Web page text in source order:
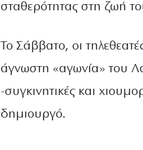
σταθερότητας στη ζωή
Το Σάββατο, οι
άγνωστη «αγωνία» του
-συγκινητικές και
δημιουργό.